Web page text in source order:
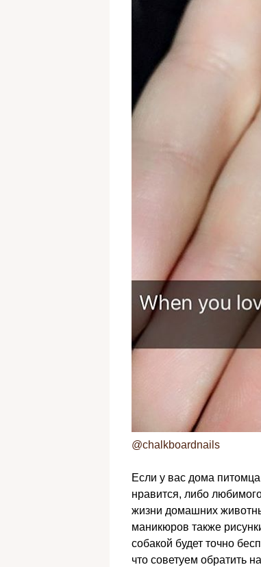
@chalkboardnails
Если у вас дома питомца
нравится, либо
жизни домашних
маникюров также
собакой будет точно
что советуем обратить